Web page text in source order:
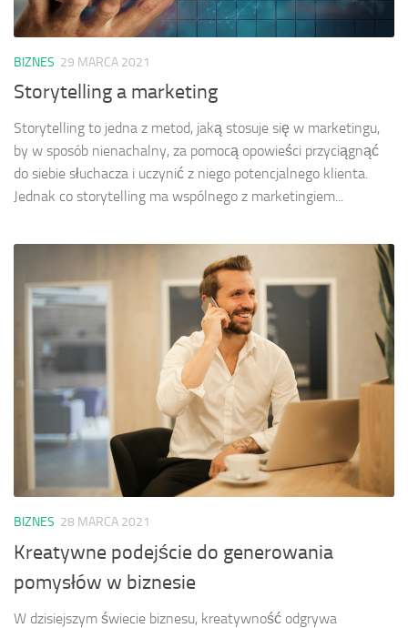
BIZNES 29 MARCA 2021
Storytelling a marketing
Storytelling to jedna z metod, jaką stosuje się w marketingu,
by w sposób nienachalny, za pomocą opowieści przyciągnąć
do siebie słuchacza i uczynić z niego potencjalnego klienta.
Jednak co storytelling ma wspólnego z marketingiem...
BIZNES 28 MARCA 2021
Kreatywne podejście do generowania
pomysłów w biznesie
W dzisiejszym świecie biznesu, kreatywność odgrywa